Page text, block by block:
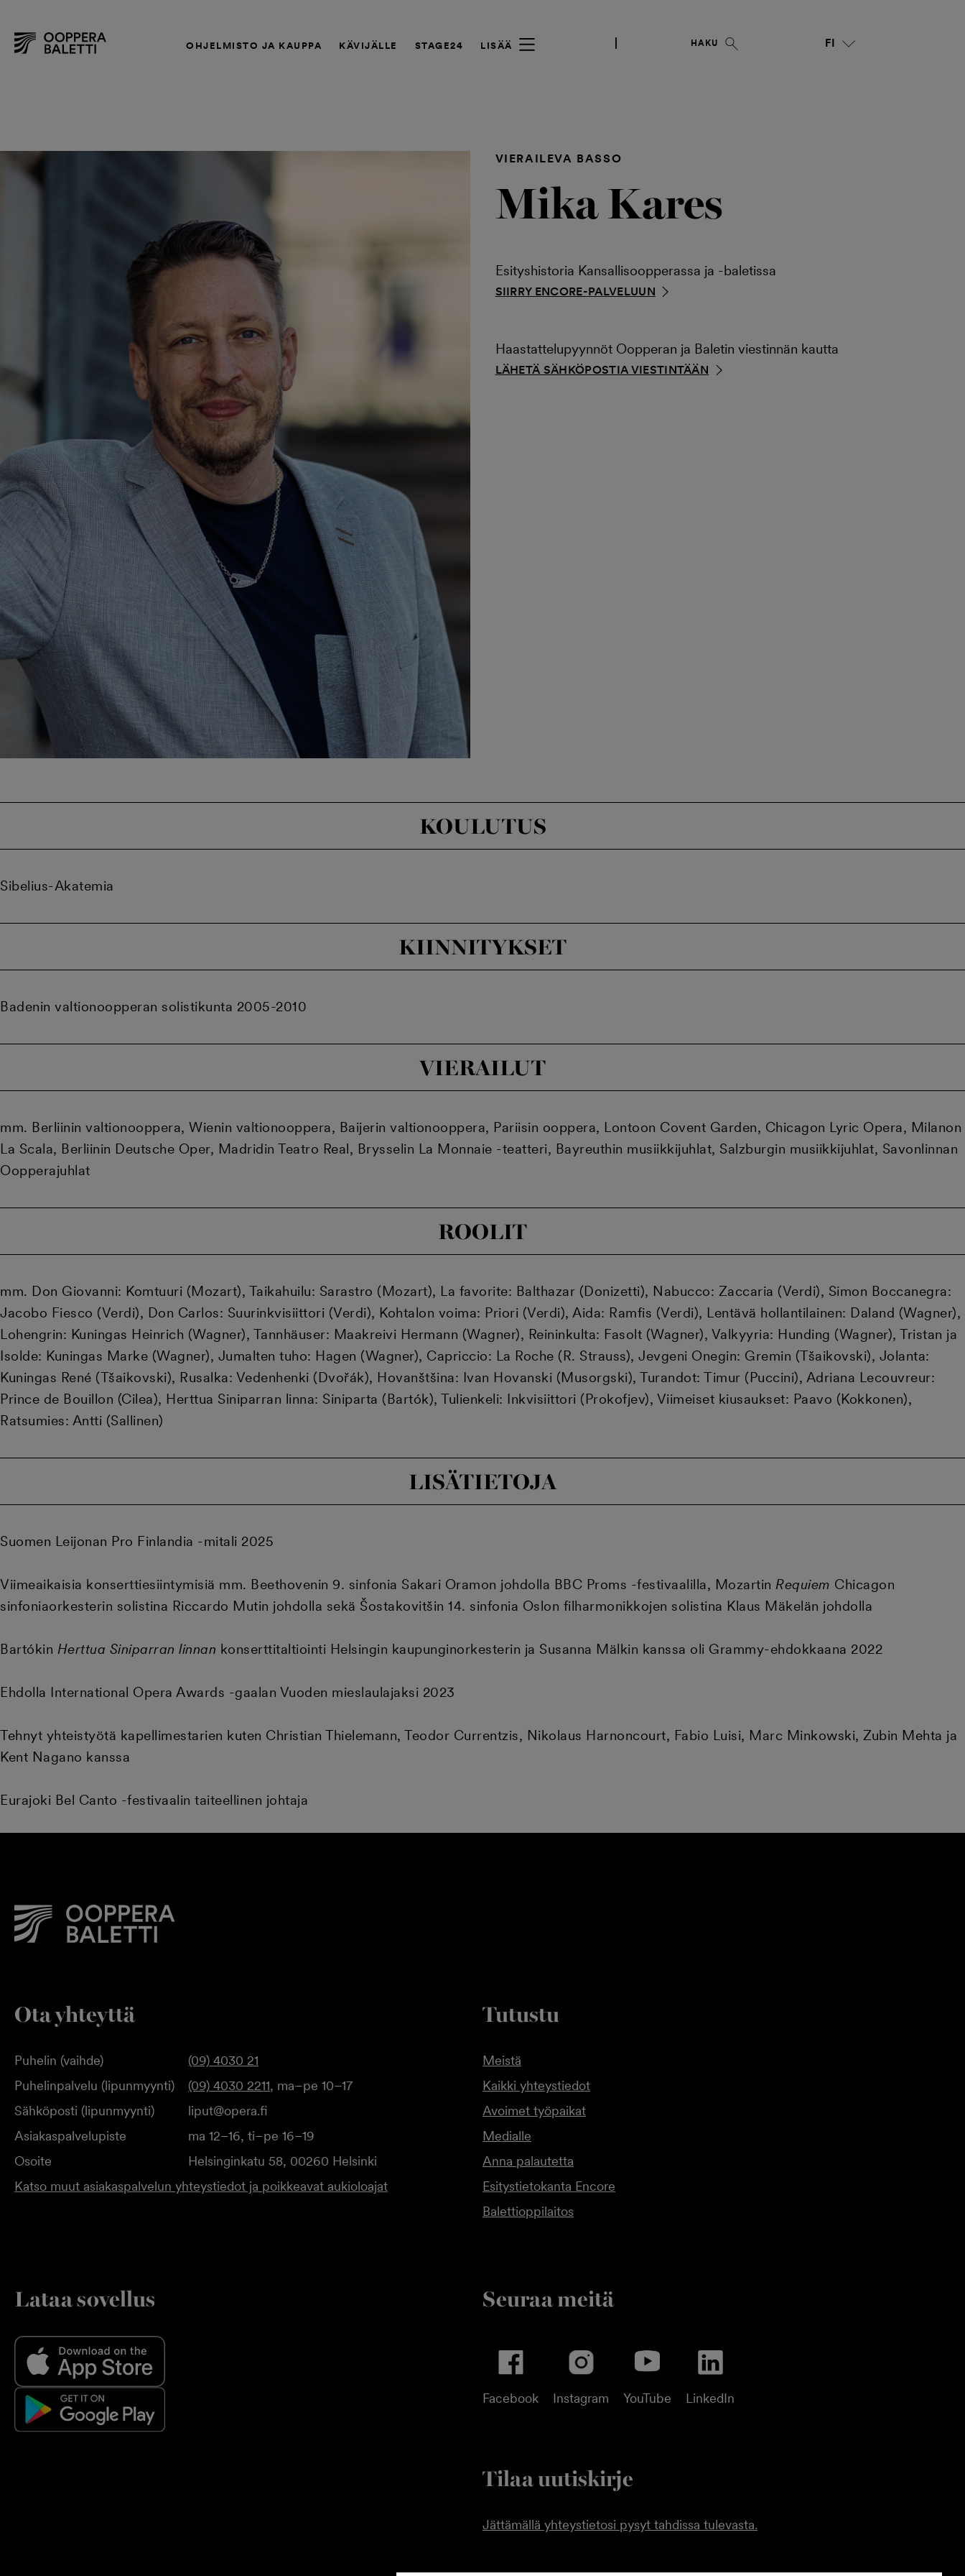
OHJELMISTO JA KAUPPA KÄVIJÄLLE STAGE24 LISÄÄ HAKU FI
VIERAILEVA BASSO
Mika Kares
Esityshistoria Kansallisoopperassa ja -baletissa
SIIRRY ENCORE-PALVELUUN
Haastattelupyynnöt Oopperan ja Baletin viestinnän kautta
LÄHETÄ SÄHKÖPOSTIA VIESTINTÄÄN
KOULUTUS
Sibelius-Akatemia
KIINNITYKSET
Badenin valtionoopperan solistikunta 2005-2010
VIERAILUT
mm. Berliinin valtionooppera, Wienin valtionooppera, Baijerin valtionooppera, Pariisin ooppera, Lontoon Covent Garden, Chicagon Lyric Opera, Milanon
La Scala, Berliinin Deutsche Oper, Madridin Teatro Real, Brysselin La Monnaie -teatteri, Bayreuthin musiikkijuhlat, Salzburgin musiikkijuhlat, Savonlinnan
Oopperajuhlat
ROOLIT
mm. Don Giovanni: Komtuuri (Mozart), Taikahuilu: Sarastro (Mozart), La favorite: Balthazar (Donizetti), Nabucco: Zaccaria (Verdi), Simon Boccanegra:
Jacobo Fiesco (Verdi), Don Carlos: Suurinkvisiittori (Verdi), Kohtalon voima: Priori (Verdi), Aida: Ramfis (Verdi), Lentävä hollantilainen: Daland (Wagner),
Lohengrin: Kuningas Heinrich (Wagner), Tannhäuser: Maakreivi Hermann (Wagner), Reininkulta: Fasolt (Wagner), Valkyyria: Hunding (Wagner), Tristan ja
Isolde: Kuningas Marke (Wagner), Jumalten tuho: Hagen (Wagner), Capriccio: La Roche (R. Strauss), Jevgeni Onegin: Gremin (Tšaikovski), Jolanta:
Kuningas René (Tšaikovski), Rusalka: Vedenhenki (Dvořák), Hovanštšina: Ivan Hovanski (Musorgski), Turandot: Timur (Puccini), Adriana Lecouvreur:
Prince de Bouillon (Cilea), Herttua Siniparran linna: Siniparta (Bartók), Tulienkeli: Inkvisiittori (Prokofjev), Viimeiset kiusaukset: Paavo (Kokkonen),
Ratsumies: Antti (Sallinen)
LISÄTIETOJA
Suomen Leijonan Pro Finlandia -mitali 2025
Viimeaikaisia konserttiesiintymisiä mm. Beethovenin 9. sinfonia Sakari Oramon johdolla BBC Proms -festivaalilla, Mozartin Requiem Chicagon
sinfoniaorkesterin solistina Riccardo Mutin johdolla sekä Šostakovitšin 14. sinfonia Oslon filharmonikkojen solistina Klaus Mäkelän johdolla
Bartókin Herttua Siniparran linnan konserttitaltiointi Helsingin kaupunginorkesterin ja Susanna Mälkin kanssa oli Grammy-ehdokkaana 2022
Ehdolla International Opera Awards -gaalan Vuoden mieslaulajaksi 2023
Tehnyt yhteistyötä kapellimestarien kuten Christian Thielemann, Teodor Currentzis, Nikolaus Harnoncourt, Fabio Luisi, Marc Minkowski, Zubin Mehta ja
Kent Nagano kanssa
Eurajoki Bel Canto -festivaalin taiteellinen johtaja
Ota yhteyttä
Puhelin (vaihde)
(09) 4030 21
Puhelinpalvelu (lipunmyynti)
(09) 4030 2211, ma–pe 10–17
Sähköposti (lipunmyynti)
liput@opera.fi
Asiakaspalvelupiste
ma 12–16, ti–pe 16–19
Osoite
Helsinginkatu 58, 00260 Helsinki
Katso muut asiakaspalvelun yhteystiedot ja poikkeavat aukioloajat
Tutustu
Meistä
Kaikki yhteystiedot
Avoimet työpaikat
Medialle
Anna palautetta
Esitystietokanta Encore
Balettioppilaitos
Lataa sovellus Seuraa meitä
Facebook Instagram YouTube LinkedIn
Tilaa uutiskirje
Jättämällä yhteystietosi pysyt tahdissa tulevasta.